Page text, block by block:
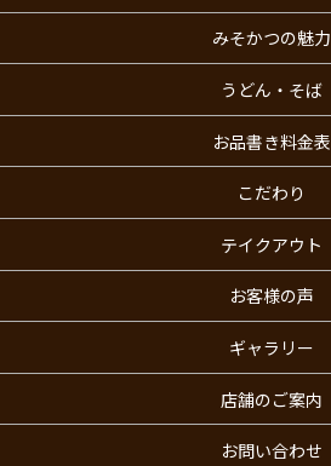
みそかつの魅力
うどん・そば
お品書き料金表
こだわり
テイクアウト
お客様の声
ギャラリー
店舗のご案内
お問い合わせ